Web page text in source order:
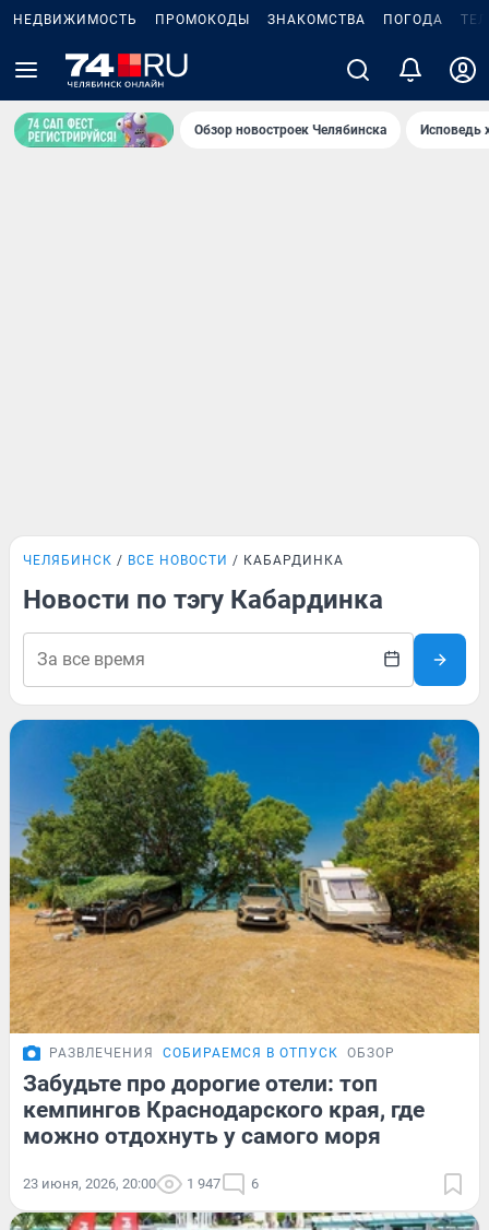
НЕДВИЖИМОСТЬ ПРОМОКОДЫ ЗНАКОМСТВА ПОГОДА
Обзор новостроек Челябинска Исповедь
ЧЕЛЯБИНСК ВСЕ НОВОСТИ КАБАРДИНКА
Новости по тэгу Кабардинка
РАЗВЛЕЧЕНИЯ СОБИРАЕМСЯ В ОТПУСК ОБЗОР
Забудьте про дорогие отели: топ
кемпингов Краснодарского края, где
можно отдохнуть у самого моря
23 июня, 2026, 20:00 1 947 6